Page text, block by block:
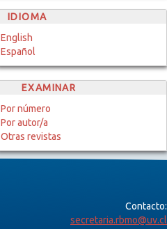
IDIOMA
English
Español
EXAMINAR
Por número
Por autor/a
Otras revistas
Contacto:
secretaria.rbmo@uv.cl